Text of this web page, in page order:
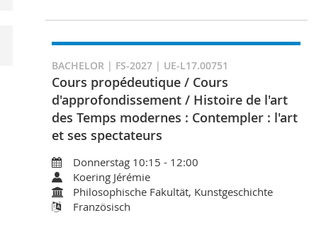
BACHELOR | FS-2027 | UE-L17.00751
Cours propédeutique / Cours
d'approfondissement / Histoire de l'art
des Temps modernes : Contempler : l'art
et ses spectateurs
Donnerstag 10:15 - 12:00
Koering Jérémie
Philosophische Fakultät, Kunstgeschichte
Französisch